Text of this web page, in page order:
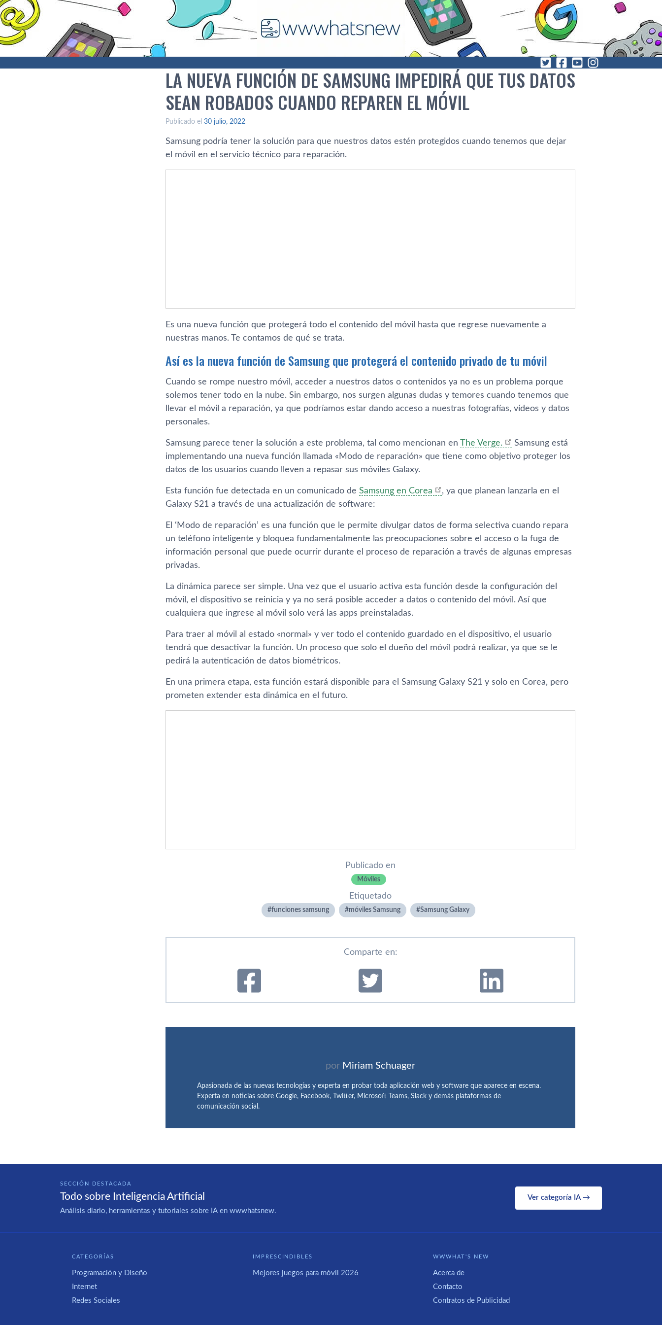
LA NUEVA FUNCIÓN DE SAMSUNG IMPEDIRÁ QUE TUS DATOS
SEAN ROBADOS CUANDO REPAREN EL MÓVIL
Publicado el 30 julio, 2022
Samsung podría tener la solución para que nuestros datos estén protegidos cuando tenemos que dejar
el móvil en el servicio técnico para reparación.
Es una nueva función que protegerá todo el contenido del móvil hasta que regrese nuevamente a
nuestras manos. Te contamos de qué se trata.
Así es la nueva función de Samsung que protegerá el contenido privado de tu móvil
Cuando se rompe nuestro móvil, acceder a nuestros datos o contenidos ya no es un problema porque
solemos tener todo en la nube. Sin embargo, nos surgen algunas dudas y temores cuando tenemos que
llevar el móvil a reparación, ya que podríamos estar dando acceso a nuestras fotografías, vídeos y datos
personales.
Samsung parece tener la solución a este problema, tal como mencionan en The Verge.
Samsung está
implementando una nueva función llamada «Modo de reparación» que tiene como objetivo proteger los
datos de los usuarios cuando lleven a repasar sus móviles Galaxy.
Esta función fue detectada en un comunicado de Samsung en Corea
, ya que planean lanzarla en el
Galaxy S21 a través de una actualización de software:
El ‘Modo de reparación’ es una función que le permite divulgar datos de forma selectiva cuando repara
un teléfono inteligente y bloquea fundamentalmente las preocupaciones sobre el acceso o la fuga de
información personal que puede ocurrir durante el proceso de reparación a través de algunas empresas
privadas.
La dinámica parece ser simple. Una vez que el usuario activa esta función desde la configuración del
móvil, el dispositivo se reinicia y ya no será posible acceder a datos o contenido del móvil. Así que
cualquiera que ingrese al móvil solo verá las apps preinstaladas.
Para traer al móvil al estado «normal» y ver todo el contenido guardado en el dispositivo, el usuario
tendrá que desactivar la función. Un proceso que solo el dueño del móvil podrá realizar, ya que se le
pedirá la autenticación de datos biométricos.
En una primera etapa, esta función estará disponible para el Samsung Galaxy S21 y solo en Corea, pero
prometen extender esta dinámica en el futuro.
Publicado en
Móviles
Etiquetado
funciones samsung móviles Samsung Samsung Galaxy
Comparte en:
por Miriam Schuager
Apasionada de las nuevas tecnologías y experta en probar toda aplicación web y software que aparece en escena.
Experta en noticias sobre Google, Facebook, Twitter, Microsoft Teams, Slack y demás plataformas de
comunicación social.
SECCIÓN DESTACADA
Todo sobre Inteligencia Artificial
Análisis diario, herramientas y tutoriales sobre IA en wwwhatsnew.
Ver categoría IA →
CATEGORÍAS
Programación y Diseño
Internet
Redes Sociales
IMPRESCINDIBLES
Mejores juegos para móvil 2026
WWWHAT'S NEW
Acerca de
Contacto
Contratos de Publicidad